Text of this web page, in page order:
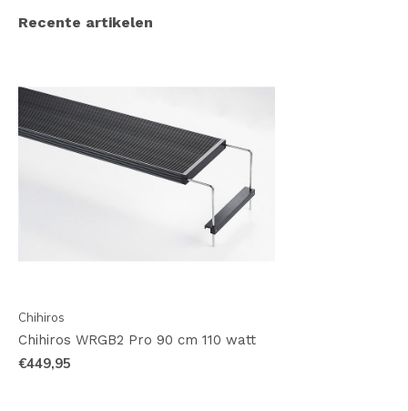
Recente artikelen
Chihiros
Chihiros WRGB2 Pro 90 cm 110 watt
€449,95